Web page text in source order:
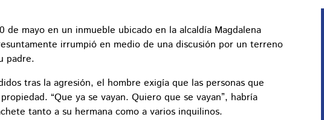
de mayo en un inmueble ubicado en la alcaldía Magdalena
irrumpió en medio de una discusión por un terreno
padre.
tras la agresión, el hombre exigía que las personas que
“Que ya se vayan. Quiero que se vayan”, habría
tanto a su hermana como a varios inquilinos.